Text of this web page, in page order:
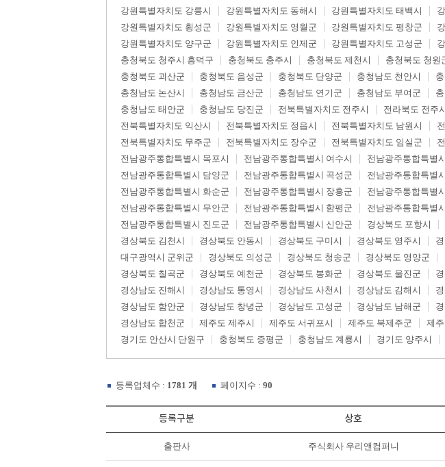
강원특별자치도 강릉시
강원특별자치도 동해시 강원특별자치도 태백시
강원특별자치도 횡성군
강원특별자치도 영월군 강원특별자치도 평창군
강원특별자치도 양구군
강원특별자치도 인제군 강원특별자치도 고성군
충청북도 청주시 흥덕구
충청북도 충주시 충청북도 제천시 충청북도 청원
충청북도 괴산군
충청북도 음성군 충청북도 단양군 충청남도 천안시
충청남도 논산시
충청남도 금산군 충청남도 연기군 충청남도 부여군
충청남도 태안군
충청남도 당진군 전북특별자치도 전주시 전라북도 전주
전북특별자치도 익산시
전북특별자치도 정읍시 전북특별자치도 남원시
전북특별자치도 무주군
전북특별자치도 장수군 전북특별자치도 임실군
전남광주통합특별시 목포시
전남광주통합특별시 여수시 전남광주통합특별
전남광주통합특별시 담양군
전남광주통합특별시 곡성군 전남광주통합특별
전남광주통합특별시 화순군
전남광주통합특별시 장흥군 전남광주통합특별
전남광주통합특별시 무안군
전남광주통합특별시 함평군 전남광주통합특별
전남광주통합특별시 진도군
전남광주통합특별시 신안군 경상북도 포항시
경상북도 김천시
경상북도 안동시 경상북도 구미시 경상북도 영주시
대구광역시 군위군
경상북도 의성군 경상북도 청송군 경상북도 영양군
경상북도 칠곡군
경상북도 예천군 경상북도 봉화군 경상북도 울진군
경상남도 진해시
경상남도 통영시 경상남도 사천시 경상남도 김해시
경상남도 함안군
경상남도 창녕군 경상남도 고성군 경상남도 남해군
경상남도 합천군
제주도 제주시 제주도 서귀포시 제주도 북제주군 제
경기도 안산시 단원구
충청북도 증평군 충청남도 계룡시 경기도 양주시
등록업체수 : 1781 개 페이지수 : 90
등록구분 상호
출판사 주식회사 우리앤컴퍼니